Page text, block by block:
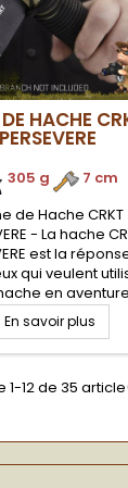
HACHE
PERSEVERE
305 g . 7 cm
de Hache CRKT
- La hache
est la
qui veulent
en aventure
sans
une. La lame
CRKT
outil
situations de
bushcraft
En savoir plus
1-12 de 35